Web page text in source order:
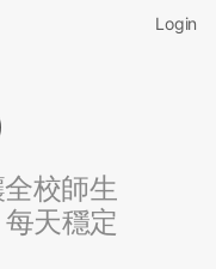
Login
校師生
天穩定